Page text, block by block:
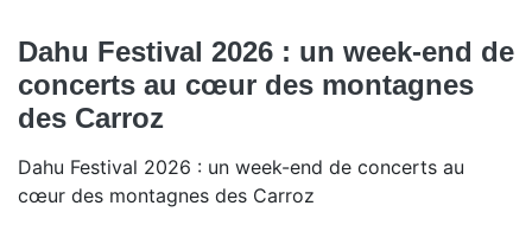
Dahu Festival 2026 : un week-end de
concerts au cœur des montagnes
des Carroz
Dahu Festival 2026 : un week-end de concerts au
cœur des montagnes des Carroz